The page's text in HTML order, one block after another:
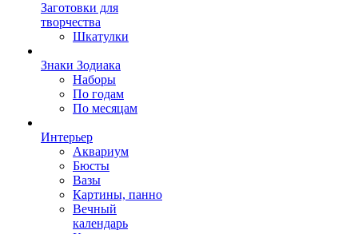
Заготовки для
творчества
Шкатулки
Знаки Зодиака
Наборы
По годам
По месяцам
Интерьер
Аквариум
Бюсты
Вазы
Картины, панно
Вечный
календарь